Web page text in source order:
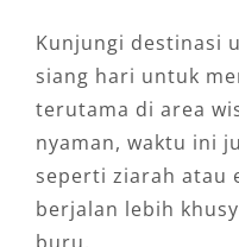
Kunjungi destinasi
siang hari untuk
terutama di area
nyaman, waktu ini
seperti ziarah atau
berjalan lebih